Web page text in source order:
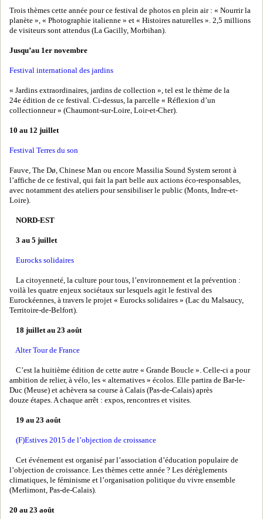
Trois thèmes cette année pour ce festival de photos en plein air : « Nourrir la
planète », « Photographie italienne » et « Histoires naturelles ». 2,5 millions
de visiteurs sont attendus (La Gacilly, Morbihan).
Jusqu’au 1er novembre
Festival international des jardins
« Jardins extraordinaires, jardins de collection », tel est le thème de la
24e édition de ce festival. Ci-dessus, la parcelle « Réflexion d’un
collectionneur » (Chaumont-sur-Loire, Loir-et-Cher).
10 au 12 juillet
Festival Terres du son
Fauve, The Dø, Chinese Man ou encore Massilia Sound System seront à
l’affiche de ce festival, qui fait la part belle aux actions éco-responsables,
avec notamment des ateliers pour sensibiliser le public (Monts, Indre-et-
Loire).
NORD-EST
3 au 5 juillet
Eurocks solidaires
La citoyenneté, la culture pour tous, l’environnement et la prévention :
voilà les quatre enjeux sociétaux sur lesquels agit le festival des
Eurockéennes, à travers le projet « Eurocks solidaires » (Lac du Malsaucy,
Territoire-de-Belfort).
18 juillet au 23 août
Alter Tour de France
C’est la huitième édition de cette autre « Grande Boucle ». Celle-ci a pour
ambition de relier, à vélo, les « alternatives » écolos. Elle partira de Bar-le-
Duc (Meuse) et achèvera sa course à Calais (Pas-de-Calais) après
douze étapes. A chaque arrêt : expos, rencontres et visites.
19 au 23 août
(F)Estives 2015 de l’objection de croissance
Cet événement est organisé par l’association d’éducation populaire de
l’objection de croissance. Les thèmes cette année ? Les dérèglements
climatiques, le féminisme et l’organisation politique du vivre ensemble
(Merlimont, Pas-de-Calais).
20 au 23 août